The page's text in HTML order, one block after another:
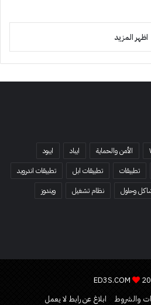
اظهر المزيد
الأمن والحماية ايباد
ايبود
تطبيقات تطبيقات ابل
تطبيقات اندرويد
وحلول نظام تشغيل ويندوز
والشروط ابلاغ عن رابط لا يعمل